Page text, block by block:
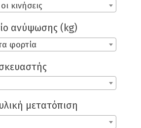
κινήσεις
ανύψωσης (kg)
φορτία
μετατόπιση